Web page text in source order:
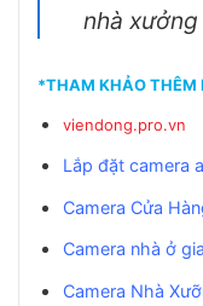
nhà
*THAM KHẢO THÊM
viendong.pro.vn
Lắp đặt camera
Camera Cửa
Camera nhà ở
Camera Nhà